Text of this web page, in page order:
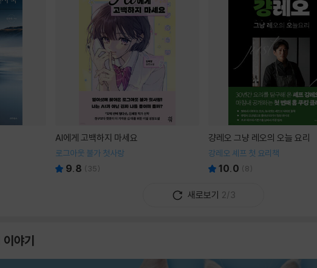
AI에게 고백하지 마세요
로그아웃 불가 첫사랑
9.8 ( 35)
걍레오 그냥 레오의 오늘 요리
강레오 셰프 첫 요리책
10.0 (8)
새로보기 2/3
이야기